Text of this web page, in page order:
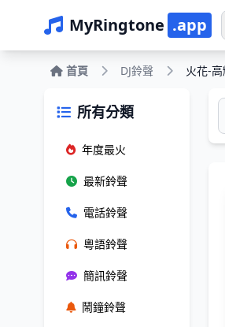
MyRingtone .app
首頁 DJ鈴聲 火花-
所有分類
年度最火
最新鈴聲
電話鈴聲
粵語鈴聲
簡訊鈴聲
鬧鐘鈴聲